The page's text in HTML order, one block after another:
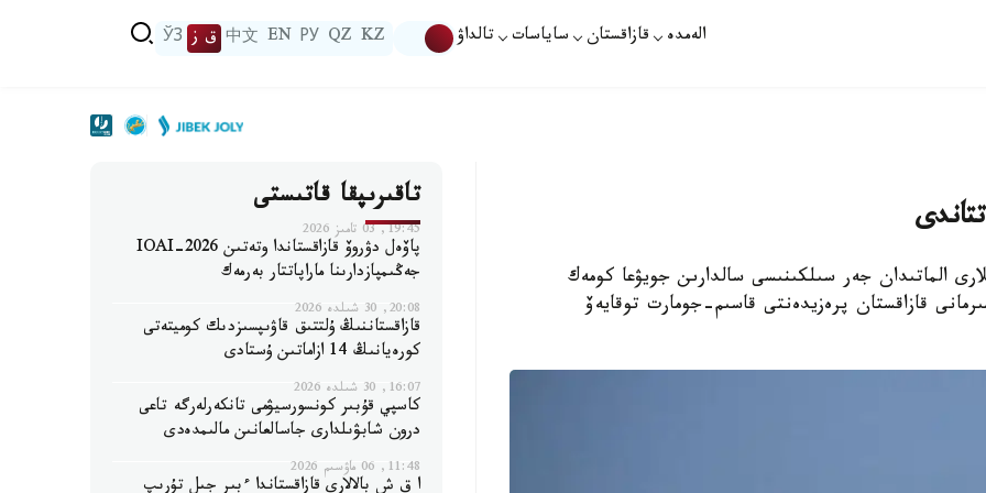
الەمدە قازاقستان ساياسات تالداۋ KZ
QZ
РУ
EN
中文 ق ز ЎЗ
الماتىدان جەر سىلكىنىسى سالدارىن جويۋعا كومەك
قازاقستان پرەزيدەنتى قاسىم-جومارت توقايەۆ
تاقىرىپقا قاتىستى
19:45, 03 تامىز 2026
پاۆەل دۋروۆ قازاقستاندا وتەتىن IOAI-2026
جەڭىمپازدارىنا ماراپاتتار بەرمەك
20:08, 30 شىلدە 2026
قازاقستاننىڭ ۇلتتىق قاۋىپسىزدىك كوميتەتى
كورەيانىڭ 14 ازاماتىن ۇستادى
16:07, 30 شىلدە 2026
كاسپي قۇبىر كونسورسيۋمى تانكەرلەرگە تاعى
درون شابۋىلدارى جاسالعانىن مالىمدەدى
11:48, 06 ماۋسىم 2026
ا ق ش بالالارى قازاقستاندا ءبىر جىل تۇرىپ